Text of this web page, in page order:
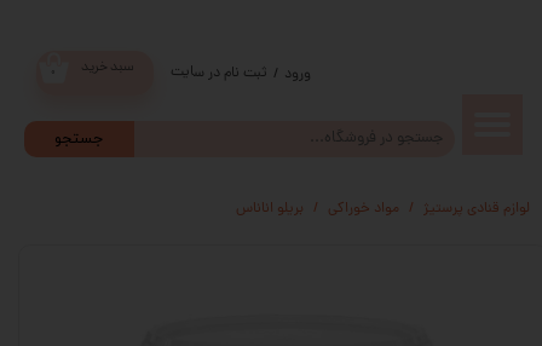
جستجو
سبد خرید ورود / ثبت نام در سایت
لوازم قنادی پرستیژ مواد خوراکی بریلو اناناس